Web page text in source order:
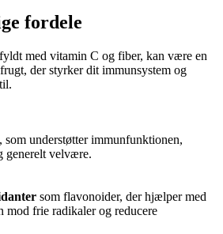
fordele
med vitamin C og fiber, kan være en
der styrker dit immunsystem og
, som understøtter immunfunktionen,
generelt velvære.
som flavonoider, der hjælper med
mod frie radikaler og reducere